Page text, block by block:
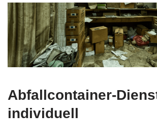
Abfallcontainer-
individuell